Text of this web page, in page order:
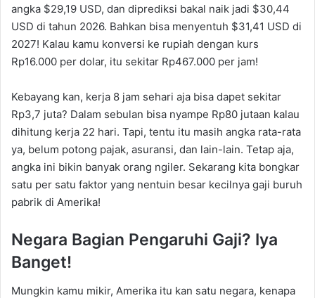
angka $29,19 USD, dan diprediksi bakal naik jadi $30,44
USD di tahun 2026. Bahkan bisa menyentuh $31,41 USD di
2027! Kalau kamu konversi ke rupiah dengan kurs
Rp16.000 per dolar, itu sekitar Rp467.000 per jam!
Kebayang kan, kerja 8 jam sehari aja bisa dapet sekitar
Rp3,7 juta? Dalam sebulan bisa nyampe Rp80 jutaan kalau
dihitung kerja 22 hari. Tapi, tentu itu masih angka rata-rata
ya, belum potong pajak, asuransi, dan lain-lain. Tetap aja,
angka ini bikin banyak orang ngiler. Sekarang kita bongkar
satu per satu faktor yang nentuin besar kecilnya gaji buruh
pabrik di Amerika!
Negara Bagian Pengaruhi Gaji? Iya
Banget!
Mungkin kamu mikir, Amerika itu kan satu negara, kenapa